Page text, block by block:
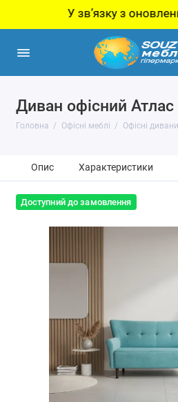
У звʼязку з оновленням
Диван офісний Атлас
Головна Офісні меблі Офісні дивани
Опис Характеристики
Доступний до замовлення